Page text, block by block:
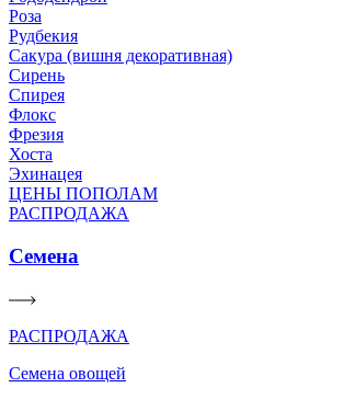
Роза
Рудбекия
Сакура (вишня декоративная)
Сирень
Спирея
Флокс
Фрезия
Хоста
Эхинацея
ЦЕНЫ ПОПОЛАМ
РАСПРОДАЖА
Семена
РАСПРОДАЖА
Семена овощей